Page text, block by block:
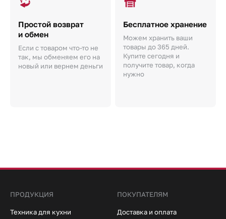
Простой возврат
и обмен
Если с товаром что-то не
так, мы обменяем его на
новый или вернем деньги
Бесплатное хранение
Можем хранить ваши
товары до 365 дней.
Купите сегодня и
получите товар, когда
нужно
ПРОДУКЦИЯ
Техника для кухни
ПОКУПАТЕЛЯМ
Доставка и оплата